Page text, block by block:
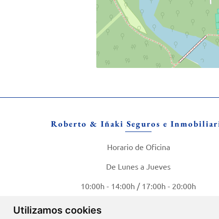
Utilizamos cookies
Roberto & Iñaki Seguros e
Horario de Oficina
De Lunes a Jueves
10:00h - 14:00h / 17:00h - 20:00h